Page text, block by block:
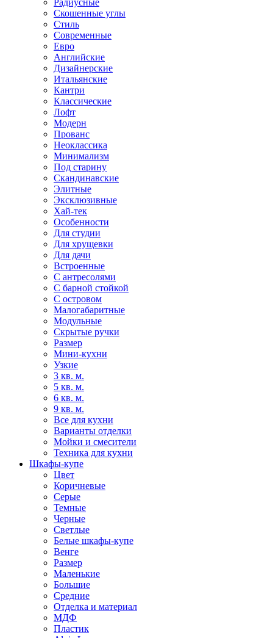
Радиусные
Скошенные углы
Стиль
Современные
Евро
Английские
Дизайнерские
Итальянские
Кантри
Классические
Лофт
Модерн
Прованс
Неоклассика
Минимализм
Под старину
Скандинавские
Элитные
Эксклюзивные
Хай-тек
Особенности
Для студии
Для хрущевки
Для дачи
Встроенные
С антресолями
С барной стойкой
С островом
Малогабаритные
Модульные
Скрытые ручки
Размер
Мини-кухни
Узкие
3 кв. м.
5 кв. м.
6 кв. м.
9 кв. м.
Все для кухни
Варианты отделки
Мойки и смесители
Техника для кухни
Шкафы-купе
Цвет
Коричневые
Серые
Темные
Черные
Светлые
Белые шкафы-купе
Венге
Размер
Маленькие
Большие
Средние
Отделка и материал
МДФ
Пластик